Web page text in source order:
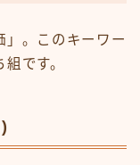
」。このキーワー
です。